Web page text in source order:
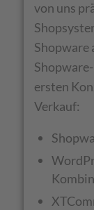
von uns
Shopware
ersten
Verkauf: